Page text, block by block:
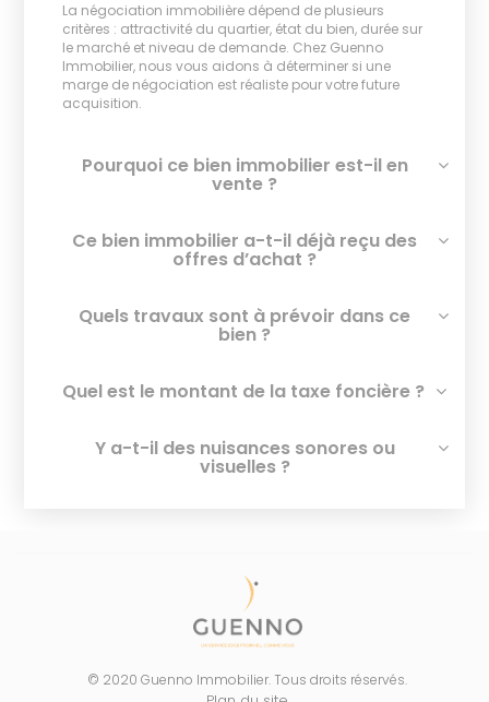
La négociation immobilière dépend de plusieurs
critères : attractivité du quartier, état du bien, durée sur
le marché et niveau de demande. Chez Guenno
Immobilier, nous vous aidons à déterminer si une
marge de négociation est réaliste pour votre future
acquisition.
Pourquoi ce bien immobilier est-il en
vente ?
Ce bien immobilier a-t-il déjà reçu des
offres d’achat ?
Quels travaux sont à prévoir dans ce
bien ?
Quel est le montant de la taxe foncière ?
Y a-t-il des nuisances sonores ou
visuelles ?
© 2020 Guenno Immobilier. Tous droits réservés.